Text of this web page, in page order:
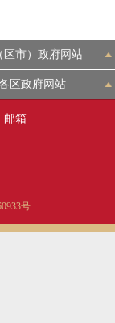
区市）政府网站
区政府网站
邮箱
号